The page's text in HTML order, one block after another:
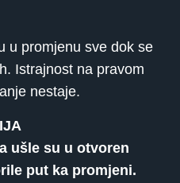
u promjenu sve dok se
Istrajnost na pravom
nestaje.
ušle su u otvoren
put ka promjeni.